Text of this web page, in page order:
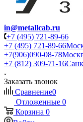
in@metallcab.ru
+7 (495) 721-89-66
+7 (495) 721-89-66
+7(906)090-08-78
+7 (812) 309-71-16
Заказать звонок
Сравнение0
Отложенные 0
Корзина 0